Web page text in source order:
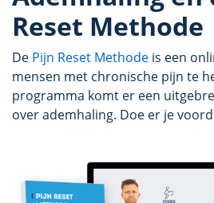
Reset Methode
De Pijn Reset Methode is een
mensen met chronische pijn te
programma komt er een
over ademhaling. Doe er je